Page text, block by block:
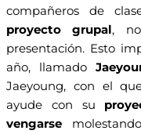
compañeros de
proyecto grupal,
presentación. Esto
año, llamado
Jaeyoung, con el
ayude con su
vengarse